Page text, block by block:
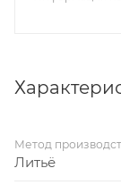
Метод
Литьё